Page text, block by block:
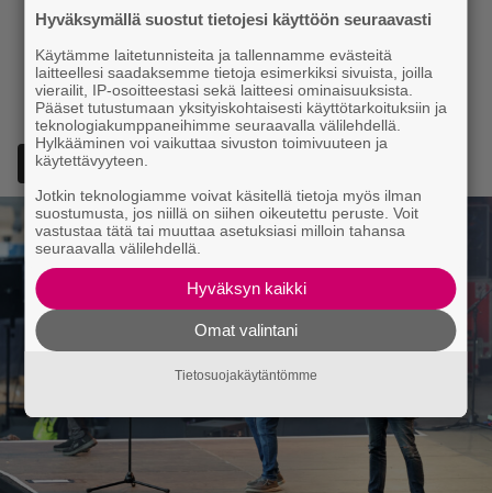
Lisää Episodi Googlen suosituksi lähteeksi
Hyväksymällä suostut tietojesi käyttöön seuraavasti
Käytämme laitetunnisteita ja tallennamme evästeitä
laitteellesi saadaksemme tietoja esimerkiksi sivuista, joilla
vierailit, IP-osoitteestasi sekä laitteesi ominaisuuksista.
Pääset tutustumaan yksityiskohtaisesti käyttötarkoituksiin ja
teknologiakumppaneihimme seuraavalla välilehdellä.
Hylkääminen voi vaikuttaa sivuston toimivuuteen ja
käytettävyyteen.
Jotkin teknologiamme voivat käsitellä tietoja myös ilman
suostumusta, jos niillä on siihen oikeutettu peruste. Voit
vastustaa tätä tai muuttaa asetuksiasi milloin tahansa
seuraavalla välilehdellä.
Hyväksyn kaikki
Omat valintani
Tietosuojakäytäntömme